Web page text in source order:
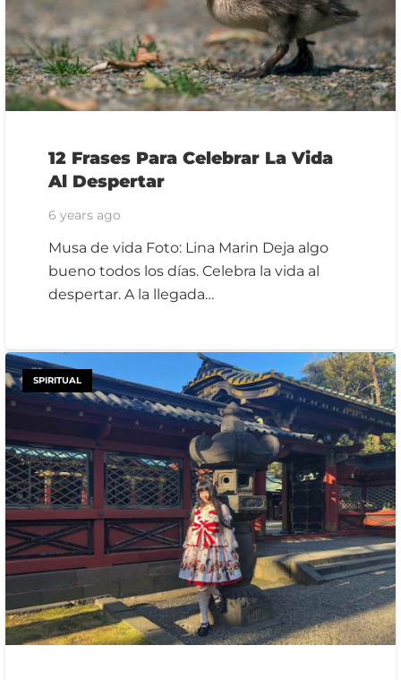
12 Frases Para Celebrar La Vida
Al Despertar
6 years ago
Musa de vida Foto: Lina Marin Deja algo
bueno todos los días. Celebra la vida al
despertar. A la llegada…
SPIRITUAL